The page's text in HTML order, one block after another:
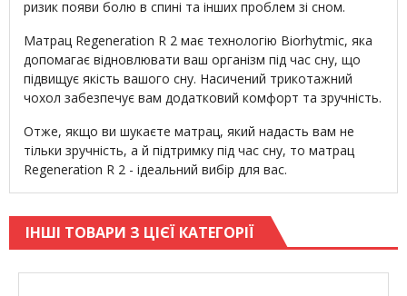
ризик появи болю в спині та інших проблем зі сном.
Матрац Regeneration R 2 має технологію Biorhytmic, яка
допомагає відновлювати ваш організм під час сну, що
підвищує якість вашого сну. Насичений трикотажний
чохол забезпечує вам додатковий комфорт та зручність.
Отже, якщо ви шукаєте матрац, який надасть вам не
тільки зручність, а й підтримку під час сну, то матрац
Regeneration R 2 - ідеальний вибір для вас.
ІНШІ ТОВАРИ З ЦІЄЇ КАТЕГОРІЇ